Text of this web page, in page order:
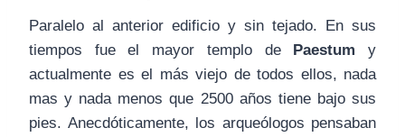
Paralelo al anterior edificio y sin tejado. En sus
tiempos fue el mayor templo de Paestum y
actualmente es el más viejo de todos ellos, nada
mas y nada menos que 2500 años tiene bajo sus
pies. Anecdóticamente, los arqueólogos pensaban